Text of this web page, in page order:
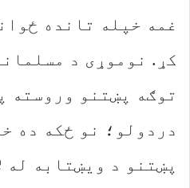
غمه خپله تانده
کړ. نوموړی د
توګه پښتنو وروسته
دردولو؛ نو ځکه ده
پښتنو د ویښتابه له